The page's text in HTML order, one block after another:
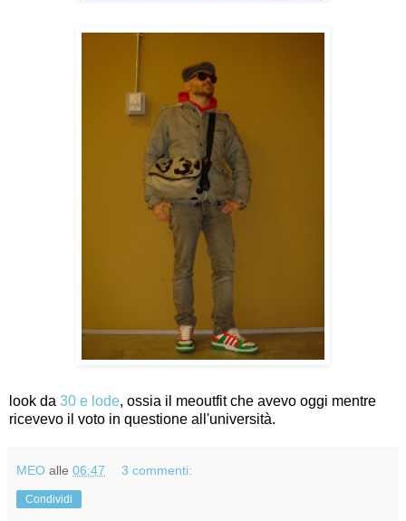
look da 30 e lode, ossia il meoutfit che avevo oggi mentre
ricevevo il voto in questione all'università.
MEO alle 06:47 3 commenti:
Condividi